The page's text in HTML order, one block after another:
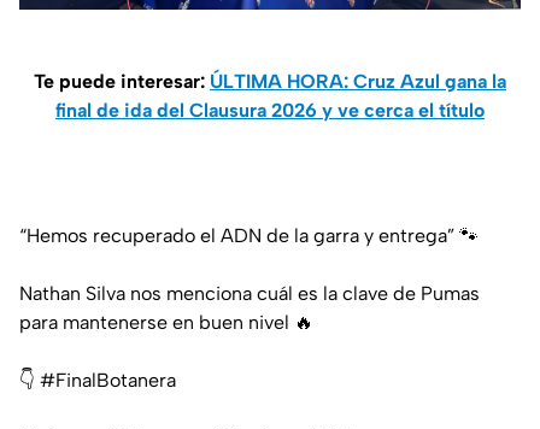
Te puede interesar: ÚLTIMA HORA: Cruz Azul gana la
final de ida del Clausura 2026 y ve cerca el título
“Hemos recuperado el ADN de la garra y entrega” 🐾
Nathan Silva nos menciona cuál es la clave de Pumas
para mantenerse en buen nivel 🔥
👇 #FinalBotanera